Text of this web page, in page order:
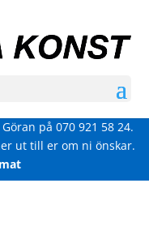
på 070 921 58 24.
ut till er om ni önskar.